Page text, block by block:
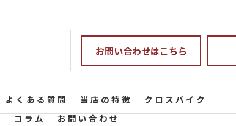
お問い合わせはこちら
よくある質問 当店の特徴
クロスバイク
コラム お問い合わせ